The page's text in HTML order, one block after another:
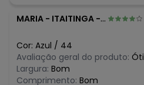
MARIA - ITAITINGA - CE
Cor: Azul / 44
Avaliação geral do produto:
Largura: Bom
Comprimento: Bom